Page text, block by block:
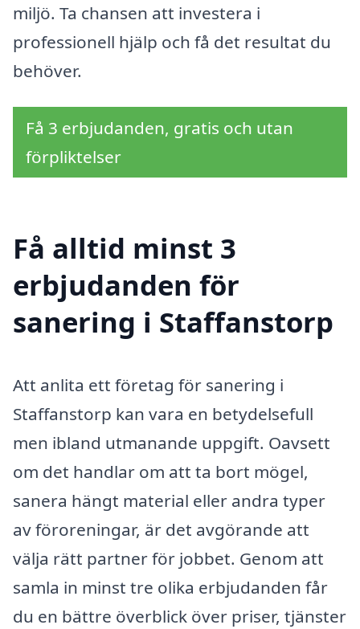
miljö. Ta chansen att investera i
professionell hjälp och få det resultat du
behöver.
Få 3 erbjudanden, gratis och utan
förpliktelser
Få alltid minst 3
erbjudanden för
sanering i Staffanstorp
Att anlita ett företag för sanering i
Staffanstorp kan vara en betydelsefull
men ibland utmanande uppgift. Oavsett
om det handlar om att ta bort mögel,
sanera hängt material eller andra typer
av föroreningar, är det avgörande att
välja rätt partner för jobbet. Genom att
samla in minst tre olika erbjudanden får
du en bättre överblick över priser, tjänster